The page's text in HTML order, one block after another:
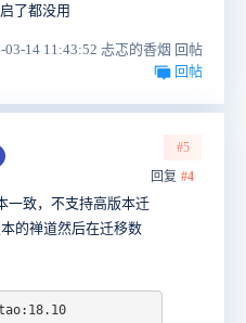
了都没用
03-14 11:43:52 忐忑的香烟 回帖
回帖
#5
回复 #4
一致，不支持高版本迁
的禅道然后在迁移数